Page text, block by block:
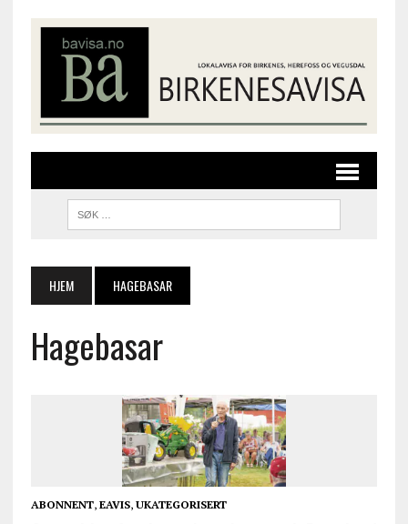
HJEM HAGEBASAR
Hagebasar
ABONNENT, EAVIS, UKATEGORISERT